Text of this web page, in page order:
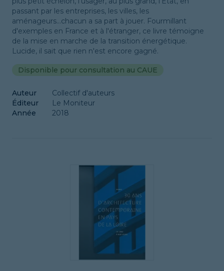
passant par les entreprises, les villes, les
aménageurs...chacun a sa part à jouer. Fourmillant
d'exemples en France et à l'étranger, ce livre témoigne
de la mise en marche de la transition énergétique.
Lucide, il sait que rien n'est encore gagné.
Disponible pour consultation au CAUE
Auteur
Collectif d'auteurs
Éditeur
Le Moniteur
Année
2018